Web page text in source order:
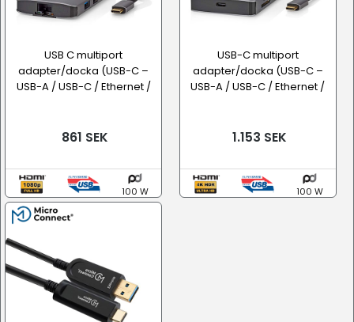
USB C multiport
adapter/docka (USB-C –
USB-A / USB-C / Ethernet /
861 SEK
100 W
USB-C multiport
adapter/docka (USB-C –
USB-A / USB-C / Ethernet /
1.153 SEK
100 W